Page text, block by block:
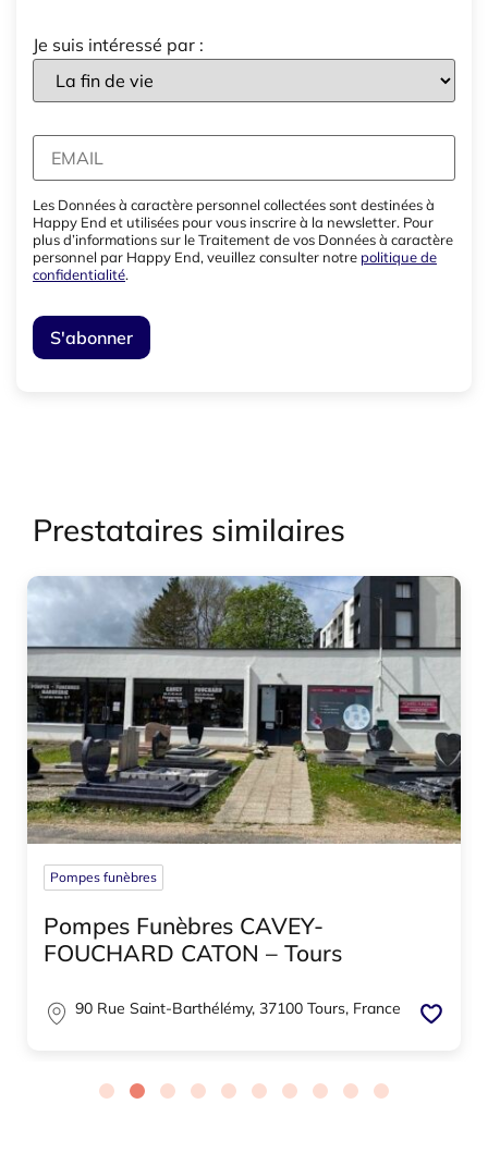
Je suis intéressé par :
Les Données à caractère personnel collectées sont destinées à
Happy End et utilisées pour vous inscrire à la newsletter. Pour
plus d’informations sur le Traitement de vos Données à caractère
personnel par Happy End, veuillez consulter notre politique de
confidentialité.
Prestataires similaires
Pompes funèbres
Pompes Funèbres CAVEY-
FOUCHARD CATON – Tours
90 Rue Saint-Barthélémy, 37100 Tours, France